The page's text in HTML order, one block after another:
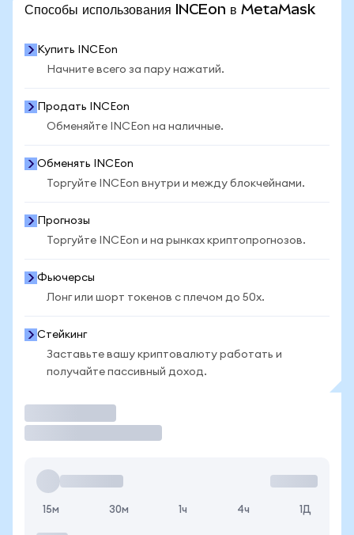
Способы использования INCEon в MetaMask
Купить INCEon
Начните всего за пару нажатий.
Продать INCEon
Обменяйте INCEon на наличные.
Обменять INCEon
Торгуйте INCEon внутри и между блокчейнами.
Прогнозы
Торгуйте INCEon и на рынках криптопрогнозов.
Фьючерсы
Лонг или шорт токенов с плечом до 50x.
Стейкинг
Заставьте вашу криптовалюту работать и
получайте пассивный доход.
15м 30м 1ч 4ч 1Д